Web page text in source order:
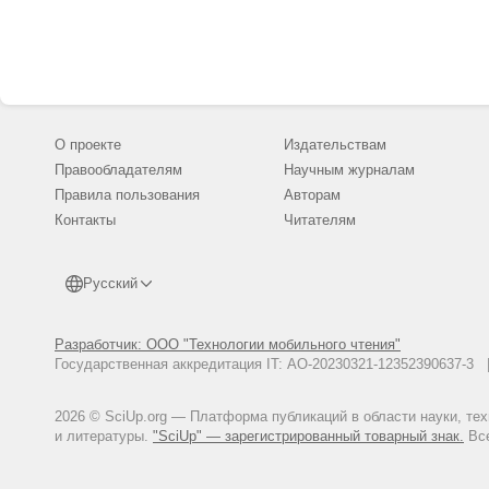
ранения
О проекте
Правообладателям
Правила пользования
Контакты
Русский
Разработчик: ООО "Технологии мобильного чтения"
Государственная аккредитация IT: АО-20230321-
2026 © SciUp.org — Платформа публикаций в области науки,
и литературы. "SciUp" — зарегистрированный товарный знак.
Издательствам
Научным журналам
Авторам
Читателям